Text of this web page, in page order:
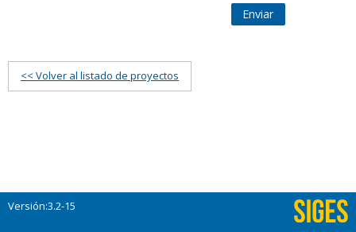
Enviar
<< Volver al listado de proyectos
Versión:3.2-15